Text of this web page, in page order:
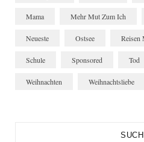
Mama Mehr Mut Zum Ich
Neueste Ostsee Reisen
Schule Sponsored Tod
Weihnachten Weihnachtsliebe